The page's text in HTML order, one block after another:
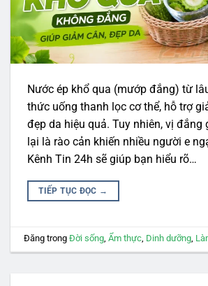
Nước ép khổ qua (mướp đắng) từ
thức uống thanh lọc cơ thể, hỗ trợ
đẹp da hiệu quả. Tuy nhiên, vị đắng
lại là rào cản khiến nhiều người e
Kênh Tin 24h sẽ giúp bạn hiểu rõ…
TIẾP TỤC ĐỌC →
Đăng trongĐời sống,Ẩm thực, Dinh dưỡng,